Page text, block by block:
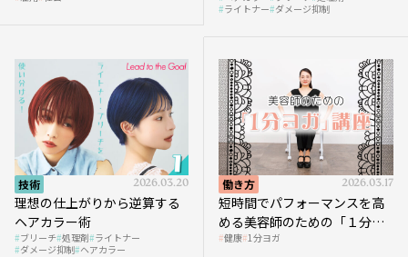
ライトナー ダメージ抑制
技術 2026.03.20
理想の仕上がりから逆算する
ヘアカラー術
ブリーチ 処理剤 ライトナー
ダメージ抑制 ヘアカラー
働き方 2026.03.17
短時間でパフォーマンスを高
める美容師のための「１分ヨ
ガ」講座｜実践編
健康 1分ヨガ